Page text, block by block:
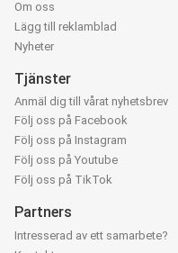
Om oss
Lägg till reklamblad
Nyheter
Tjänster
Anmäl dig till vårat nyhetsbrev
Följ oss på Facebook
Följ oss på Instagram
Följ oss på Youtube
Följ oss på TikTok
Partners
Intresserad av ett samarbete?